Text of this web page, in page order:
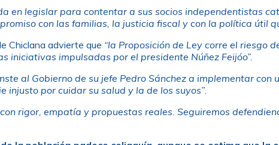
en legislar para contentar a sus socios independentistas
con las familias, la justicia fiscal y con la política útil
Chiclana advierte que “la Proposición de Ley corre el riesgo
iniciativas impulsadas por el presidente Núñez Feijóo”.
al Gobierno de su jefe Pedro Sánchez a implementar
injusto por cuidar su salud y la de los suyos”
rigor, empatía y propuestas reales. Seguiremos